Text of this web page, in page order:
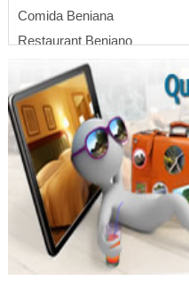
Comida Beniana
Restaurant Beniano
Sabor Beniano
Gastronomía Beniana
Almuerzo Familiar
Carnes a la Parrilla
Discotecas
Karaokes
Pub’s
Gigantografías